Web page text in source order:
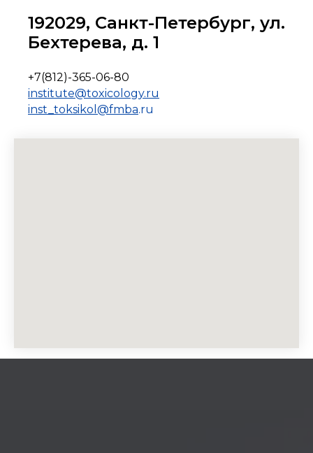
192029, Санкт-Петербург, ул.
Бехтерева, д. 1
+7(812)-365-06-80
institute@toxicology.ru
inst_toksikol@fmba.ru